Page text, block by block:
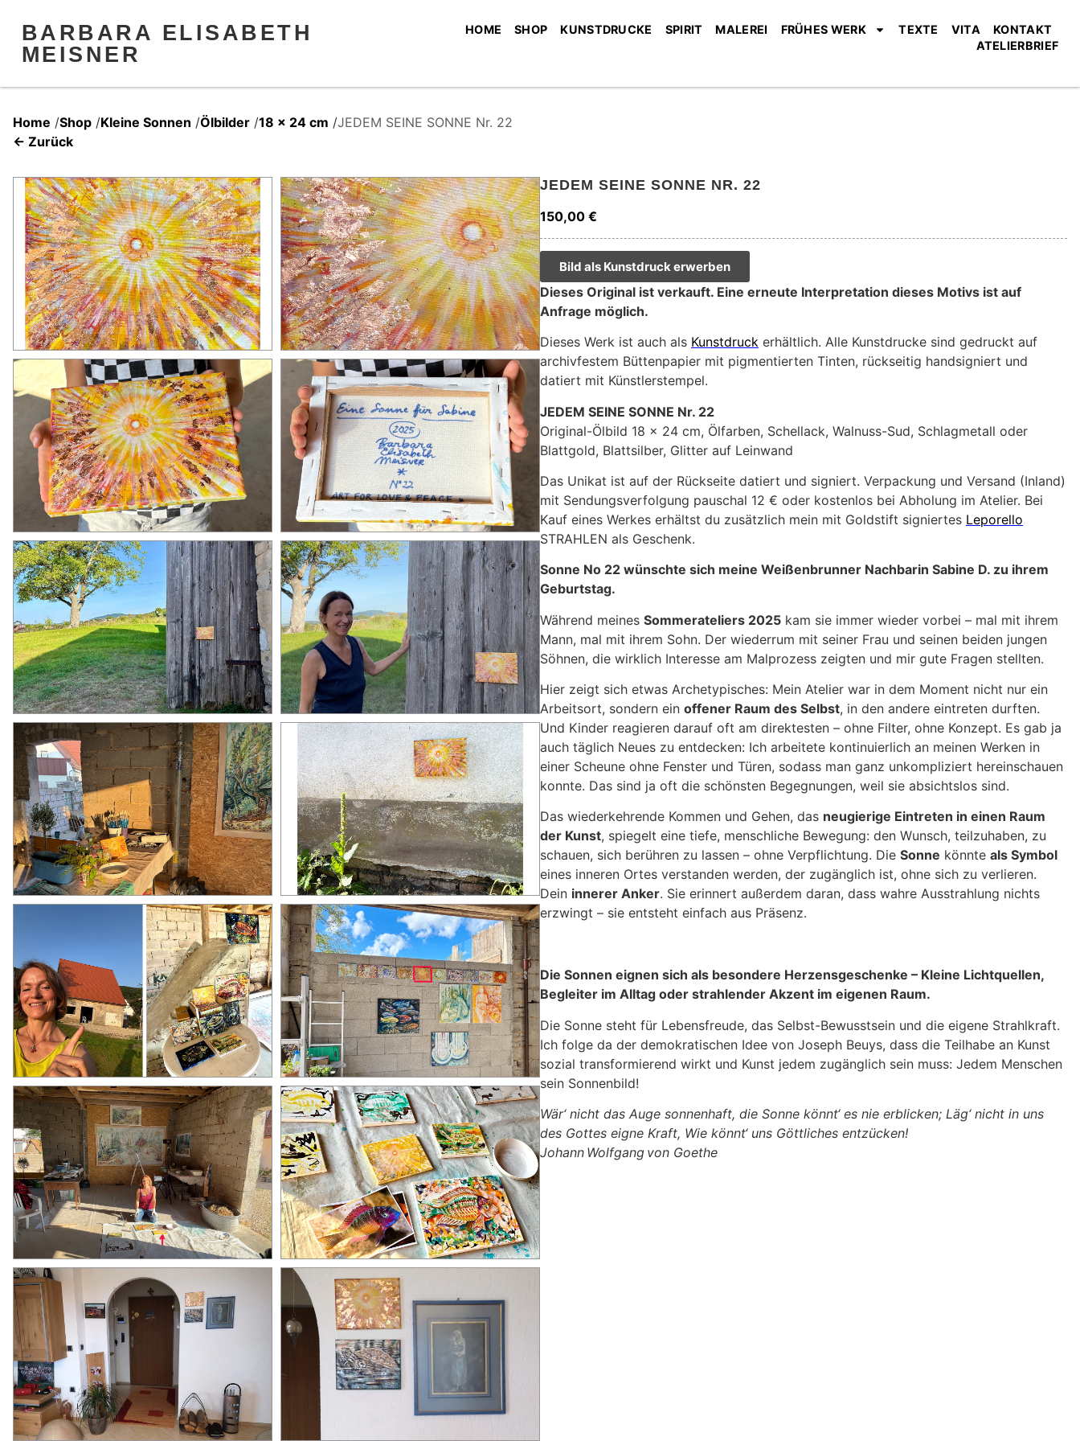
BARBARA ELISABETH
MEISNER
HOME SHOP KUNSTDRUCKE SPIRIT MALEREI FRÜHES WERK TEXTE VITA
KONTAKT
ATELIERBRIEF
Home /Shop /Kleine Sonnen /Ölbilder /18 x 24 cm /JEDEM SEINE SONNE Nr. 22
← Zurück
JEDEM SEINE SONNE NR. 22
150,00 €
Bild als Kunstdruck erwerben
Dieses Original ist verkauft. Eine erneute Interpretation dieses Motivs ist auf
Anfrage möglich.
Dieses Werk ist auch als Kunstdruck erhältlich. Alle Kunstdrucke sind gedruckt auf
archivfestem Büttenpapier mit pigmentierten Tinten, rückseitig handsigniert und
datiert mit Künstlerstempel.
JEDEM SEINE SONNE Nr. 22
Original-Ölbild 18 x 24 cm, Ölfarben, Schellack, Walnuss-Sud, Schlagmetall oder
Blattgold, Blattsilber, Glitter auf Leinwand
Das Unikat ist auf der Rückseite datiert und signiert. Verpackung und Versand (Inland)
mit Sendungsverfolgung pauschal 12 € oder kostenlos bei Abholung im Atelier. Bei
Kauf eines Werkes erhältst du zusätzlich mein mit Goldstift signiertes Leporello
STRAHLEN als Geschenk.
Sonne No 22 wünschte sich meine Weißenbrunner Nachbarin Sabine D. zu ihrem
Geburtstag.
Während meines Sommerateliers 2025 kam sie immer wieder vorbei – mal mit ihrem
Mann, mal mit ihrem Sohn. Der wiederrum mit seiner Frau und seinen beiden jungen
Söhnen, die wirklich Interesse am Malprozess zeigten und mir gute Fragen stellten.
Hier zeigt sich etwas Archetypisches: Mein Atelier war in dem Moment nicht nur ein
Arbeitsort, sondern ein offener Raum des Selbst, in den andere eintreten durften.
Und Kinder reagieren darauf oft am direktesten – ohne Filter, ohne Konzept. Es gab ja
auch täglich Neues zu entdecken: Ich arbeitete kontinuierlich an meinen Werken in
einer Scheune ohne Fenster und Türen, sodass man ganz unkompliziert hereinschauen
konnte. Das sind ja oft die schönsten Begegnungen, weil sie absichtslos sind.
Das wiederkehrende Kommen und Gehen, das neugierige Eintreten in einen Raum
der Kunst, spiegelt eine tiefe, menschliche Bewegung: den Wunsch, teilzuhaben, zu
schauen, sich berühren zu lassen – ohne Verpflichtung. Die Sonne könnte als Symbol
eines inneren Ortes verstanden werden, der zugänglich ist, ohne sich zu verlieren.
Dein innerer Anker. Sie erinnert außerdem daran, dass wahre Ausstrahlung nichts
erzwingt – sie entsteht einfach aus Präsenz.
Die Sonnen eignen sich als besondere Herzensgeschenke – Kleine Lichtquellen,
Begleiter im Alltag oder strahlender Akzent im eigenen Raum.
Die Sonne steht für Lebensfreude, das Selbst-Bewusstsein und die eigene Strahlkraft.
Ich folge da der demokratischen Idee von Joseph Beuys, dass die Teilhabe an Kunst
sozial transformierend wirkt und Kunst jedem zugänglich sein muss: Jedem Menschen
sein Sonnenbild!
Wär‘ nicht das Auge sonnenhaft, die Sonne könnt‘ es nie erblicken; Läg‘ nicht in uns
des Gottes eigne Kraft, Wie könnt‘ uns Göttliches entzücken!
Johann Wolfgang von Goethe